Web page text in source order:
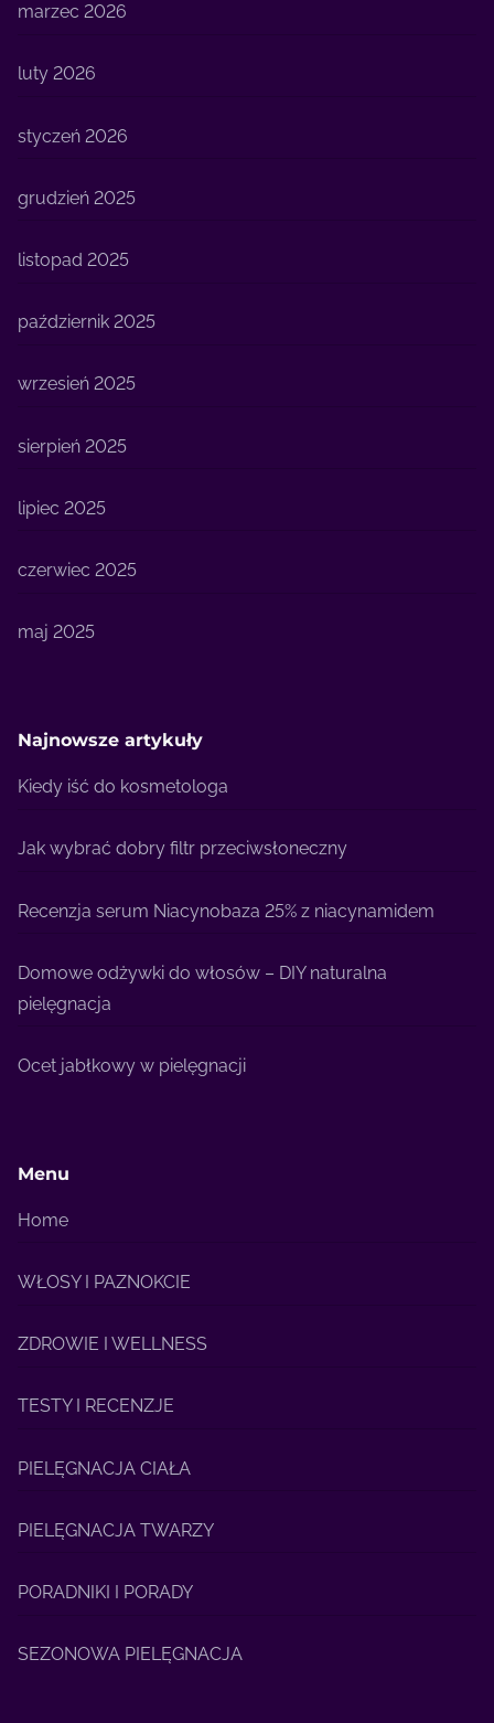
marzec 2026
luty 2026
styczeń 2026
grudzień 2025
listopad 2025
październik 2025
wrzesień 2025
sierpień 2025
lipiec 2025
czerwiec 2025
maj 2025
Najnowsze artykuły
Kiedy iść do kosmetologa
Jak wybrać dobry filtr przeciwsłoneczny
Recenzja serum Niacynobaza 25% z niacynamidem
Domowe odżywki do włosów – DIY naturalna
pielęgnacja
Ocet jabłkowy w pielęgnacji
Menu
Home
WŁOSY I PAZNOKCIE
ZDROWIE I WELLNESS
TESTY I RECENZJE
PIELĘGNACJA CIAŁA
PIELĘGNACJA TWARZY
PORADNIKI I PORADY
SEZONOWA PIELĘGNACJA